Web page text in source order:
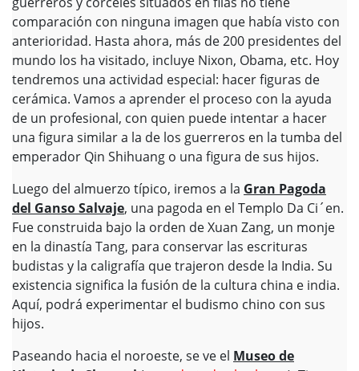
comparación con ninguna imagen que había visto con
anterioridad. Hasta ahora, más de 200 presidentes del
mundo los ha visitado, incluye Nixon, Obama, etc. Hoy
tendremos una actividad especial: hacer figuras de
cerámica. Vamos a aprender el proceso con la ayuda
de un profesional, con quien puede intentar a hacer
una figura similar a la de los guerreros en la tumba del
emperador Qin Shihuang o una figura de sus hijos.
Luego del almuerzo típico, iremos a la Gran Pagoda
del Ganso Salvaje, una pagoda en el Templo Da Ci´en.
Fue construida bajo la orden de Xuan Zang, un monje
en la dinastía Tang, para conservar las escrituras
budistas y la caligrafía que trajeron desde la India. Su
existencia significa la fusión de la cultura china e india.
Aquí, podrá experimentar el budismo chino con sus
hijos.
Paseando hacia el noroeste, se ve el Museo de